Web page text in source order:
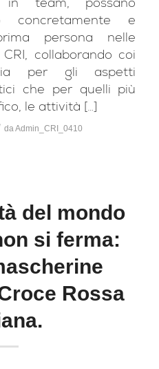
concretamente e
persona nelle
collaborando coi
per gli aspetti
che per quelli più
le attività […]
daAdmin_CRI_0410
del mondo
si ferma:
Rossa